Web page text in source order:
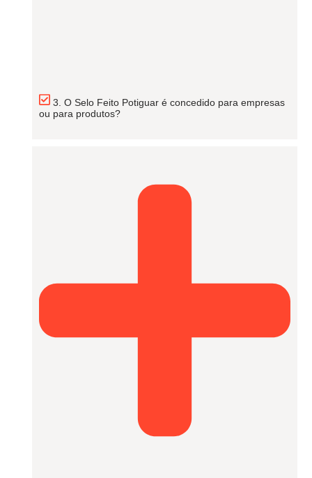
3. O Selo Feito Potiguar é concedido para empresas
ou para produtos?